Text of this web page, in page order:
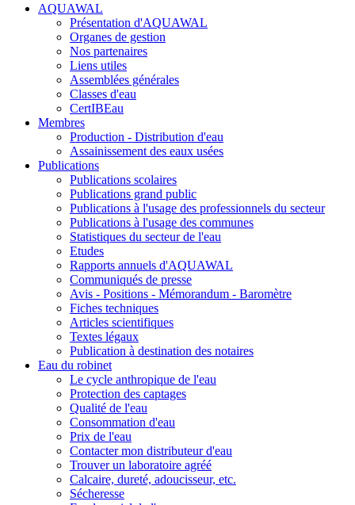
AQUAWAL
Présentation d'AQUAWAL
Organes de gestion
Nos partenaires
Liens utiles
Assemblées générales
Classes d'eau
CertIBEau
Membres
Production - Distribution d'eau
Assainissement des eaux usées
Publications
Publications scolaires
Publications grand public
Publications à l'usage des professionnels du secteur
Publications à l'usage des communes
Statistiques du secteur de l'eau
Etudes
Rapports annuels d'AQUAWAL
Communiqués de presse
Avis - Positions - Mémorandum - Baromètre
Fiches techniques
Articles scientifiques
Textes légaux
Publication à destination des notaires
Eau du robinet
Le cycle anthropique de l'eau
Protection des captages
Qualité de l'eau
Consommation d'eau
Prix de l'eau
Contacter mon distributeur d'eau
Trouver un laboratoire agréé
Calcaire, dureté, adoucisseur, etc.
Sécheresse